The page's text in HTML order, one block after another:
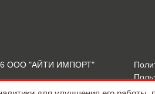
ООО "АЙТИ ИМПОРТ"